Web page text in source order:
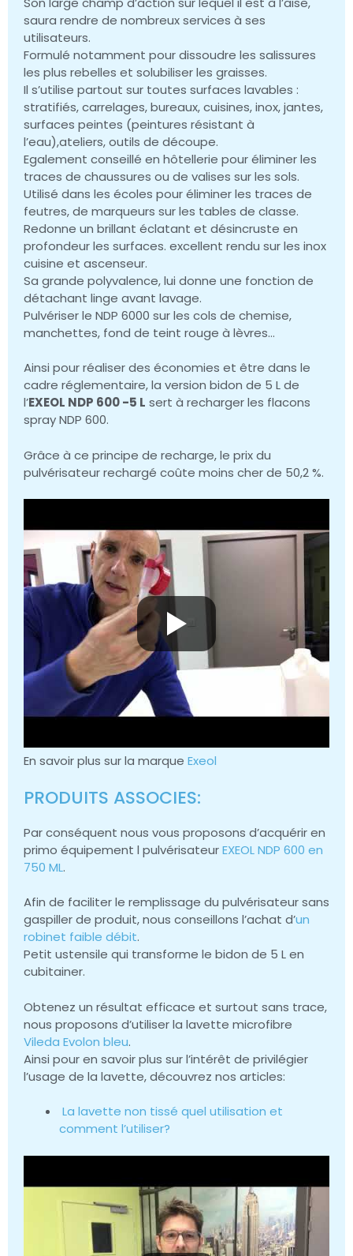
saura rendre de nombreux services à ses
utilisateurs.
Formulé notamment pour dissoudre les salissures
les plus rebelles et solubiliser les graisses.
Il s’utilise partout sur toutes surfaces lavables :
stratifiés, carrelages, bureaux, cuisines, inox, jantes,
surfaces peintes (peintures résistant à
l’eau),ateliers, outils de découpe.
Egalement conseillé en hôtellerie pour éliminer les
traces de chaussures ou de valises sur les sols.
Utilisé dans les écoles pour éliminer les traces de
feutres, de marqueurs sur les tables de classe.
Redonne un brillant éclatant et désincruste en
profondeur les surfaces. excellent rendu sur les inox
cuisine et ascenseur.
Sa grande polyvalence, lui donne une fonction de
détachant linge avant lavage.
Pulvériser le NDP 6000 sur les cols de chemise,
manchettes, fond de teint rouge à lèvres…
Ainsi pour réaliser des économies et être dans le
cadre réglementaire, la version bidon de 5 L de
l’EXEOL NDP 600 -5 L sert à recharger les flacons
spray NDP 600.
Grâce à ce principe de recharge, le prix du
pulvérisateur rechargé coûte moins cher de 50,2 %.
En savoir plus sur la marque Exeol
PRODUITS ASSOCIES:
Par conséquent nous vous proposons d’acquérir en
primo équipement l pulvérisateurEXEOL NDP 600 en
750 ML.
Afin de faciliter le remplissage du pulvérisateur sans
gaspiller de produit, nous conseillons l’achat d’un
robinet faible débit.
Petit ustensile qui transforme le bidon de 5 L en
cubitainer.
Obtenez un résultat efficace et surtout sans trace,
nous proposons d’utiliser la lavette microfibre
Vileda Evolon bleu.
Ainsi pour en savoir plus sur l’intérêt de privilégier
l’usage de la lavette, découvrez nos articles:
La lavette non tissé quel utilisation et
comment l’utiliser?